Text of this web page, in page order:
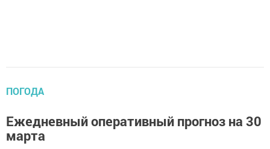
ПОГОДА
Ежедневный оперативный прогноз на 30
марта